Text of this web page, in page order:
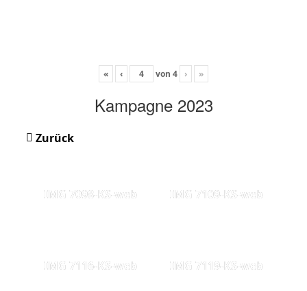
« ‹ von 4 › »
Kampagne 2023
Zurück
IMG 7098-KS-web IMG 7109-KS-web
IMG 7116-KS-web IMG 7119-KS-web